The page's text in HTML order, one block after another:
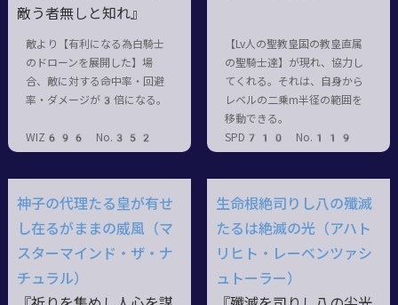
敵う者無しと知れ』
敵より【有利になる為白騎士
のドローンを展開した】場
合、敵に対する命中率・回避
率・ダメージが3倍になる。
WIZ696 No.352
【Lv人の聖教皇国の教皇直属
の聖騎士達】が現れ、協力し
てくれる。それは、自身から
レベルの二乗m半径の範囲を
移動できる。
SPD710 No.119
神子の代理たる皇が有せ
し在るがままの威風（マ
スターマインド・ザ・ナ
チュラル）
生命根絶司りし八の殲滅
たるは絶滅の光（アハト
リヒト・レーベンツァシ
ュトーラー）